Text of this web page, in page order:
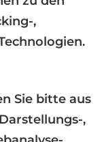
,
Sie bitte aus
,